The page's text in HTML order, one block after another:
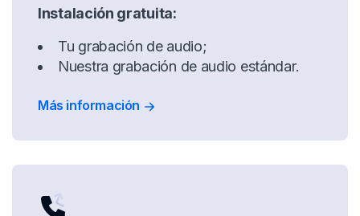
Instalación gratuita:
Tu grabación de audio;
Nuestra grabación de audio estándar.
Más información